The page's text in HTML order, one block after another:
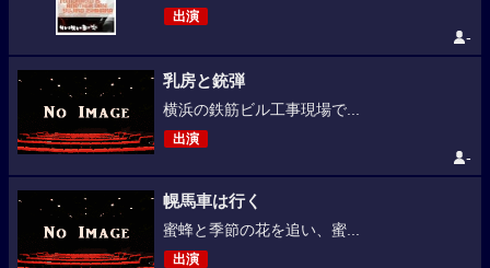
出演
-
乳房と銃弾
横浜の鉄筋ビル工事現場で...
出演
-
幌馬車は行く
蜜蜂と季節の花を追い、蜜...
出演